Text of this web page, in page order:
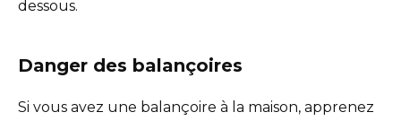
dessous.
Danger des balançoires
Si vous avez une balançoire à la maison, apprenez